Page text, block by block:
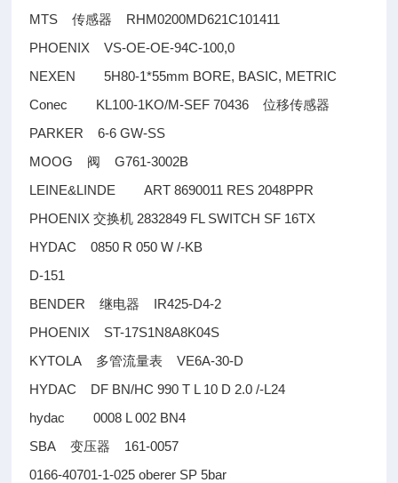
MTS传感器
RHM0200MD621C101411
PHOENIX VS-OE-OE-94C-100,0
NEXEN 5H80-1*55mm BORE, BASIC, METRIC
Conec KL100-1KO/M-SEF 70436位移传感器
PARKER 6-6 GW-SS
MOOG 阀
G761-3002B
LEINE&LINDE ART 8690011 RES 2048PPR
PHOENIX交换机 2832849 FL SWITCH SF 16TX
HYDAC 0850 R 050 W /-KB
D-151
BENDER继电器
IR425-D4-2
PHOENIX ST-17S1N8A8K04S
KYTOLA 多管流量表 VE6A-30-D
HYDAC DF BN/HC 990 T L 10 D 2.0 /-L24
hydac 0008 L 002 BN4
SBA变压器
161-0057
0166-40701-1-025 oberer SP 5bar